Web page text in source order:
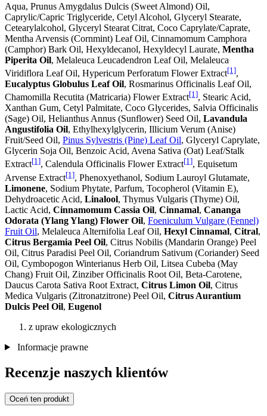
Aqua, Prunus Amygdalus Dulcis (Sweet Almond) Oil,
Caprylic/Capric Triglyceride, Cetyl Alcohol, Glyceryl Stearate,
Cetearylalcohol, Glyceryl Stearat Citrat, Coco Caprylate/Caprate,
Mentha Arvensis (Cornmint) Leaf Oil, Cinnamomum Camphora
(Camphor) Bark Oil, Hexyldecanol, Hexyldecyl Laurate, Mentha
Piperita Oil, Melaleuca Leucadendron Leaf Oil, Melaleuca
Viridiflora Leaf Oil, Hypericum Perforatum Flower Extract[1],
Eucalyptus Globulus Leaf Oil, Rosmarinus Officinalis Leaf Oil,
Chamomilla Recutita (Matricaria) Flower Extract[1], Stearic Acid,
Xanthan Gum, Cetyl Palmitate, Coco Glycerides, Salvia Officinalis
(Sage) Oil, Helianthus Annus (Sunflower) Seed Oil, Lavandula
Angustifolia Oil, Ethylhexylglycerin, Illicium Verum (Anise)
Fruit/Seed Oil, Pinus Sylvestris (Pine) Leaf Oil, Glyceryl Caprylate,
Glycerin Soja Oil, Benzoic Acid, Avena Sativa (Oat) Leaf/Stalk
Extract[1], Calendula Officinalis Flower Extract[1], Equisetum
Arvense Extract[1], Phenoxyethanol, Sodium Lauroyl Glutamate,
Limonene, Sodium Phytate, Parfum, Tocopherol (Vitamin E),
Dehydroacetic Acid, Linalool, Thymus Vulgaris (Thyme) Oil,
Lactic Acid, Cinnamomum Cassia Oil, Cinnamal, Cananga
Odorata (Ylang Ylang) Flower Oil, Foeniculum Vulgare (Fennel)
Fruit Oil, Melaleuca Alternifolia Leaf Oil, Hexyl Cinnamal, Citral,
Citrus Bergamia Peel Oil, Citrus Nobilis (Mandarin Orange) Peel
Oil, Citrus Paradisi Peel Oil, Coriandrum Sativum (Coriander) Seed
Oil, Cymbopogon Winterianus Herb Oil, Litsea Cubeba (May
Chang) Fruit Oil, Zinziber Officinalis Root Oil, Beta-Carotene,
Daucus Carota Sativa Root Extract, Citrus Limon Oil, Citrus
Medica Vulgaris (Zitronatzitrone) Peel Oil, Citrus Aurantium
Dulcis Peel Oil, Eugenol
z upraw ekologicznych
Informacje prawne
Recenzje naszych klientów
Oceń ten produkt